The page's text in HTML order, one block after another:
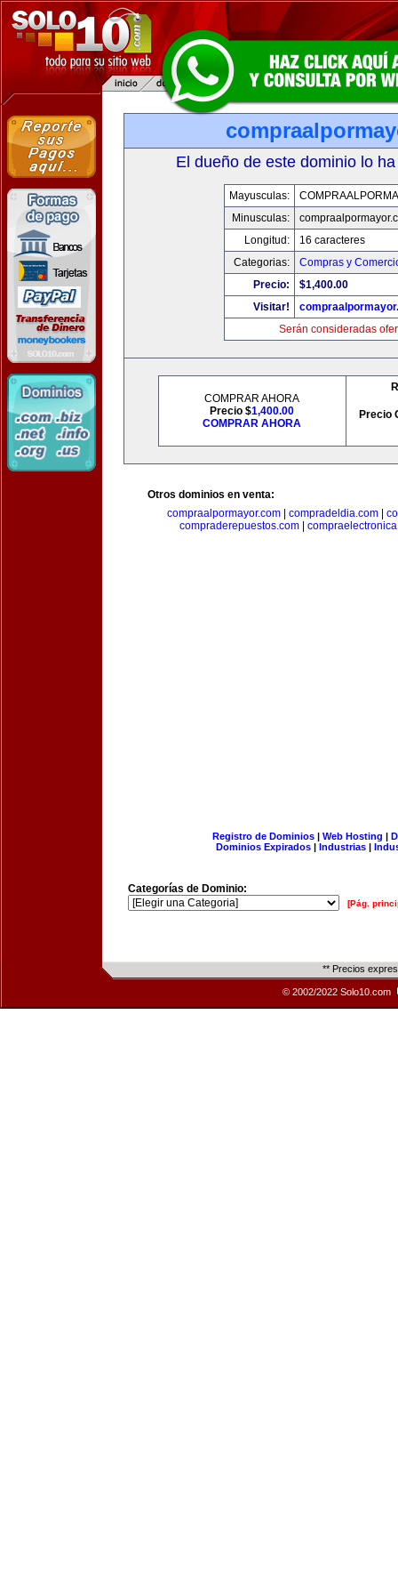
El dueño de este dominio lo
Mayusculas:
Minusculas:
Longitud:
16 caracteres
Categorias:
Compras y
Precio:
$1,400.00
Visitar!
Serán consideradas
COMPRAR AHORA
Precio $1,400.00
COMPRAR AHORA
Precio
Otros dominios en venta:
compraalpormayor.com| compradeldia.com|
compraderepuestos.com|
Registro de Dominios| Web Hosting |
Dominios Expirados | Industrias |
Categorías de Dominio:
[Pág.
** Precios
© 2002/2022 Solo10.com